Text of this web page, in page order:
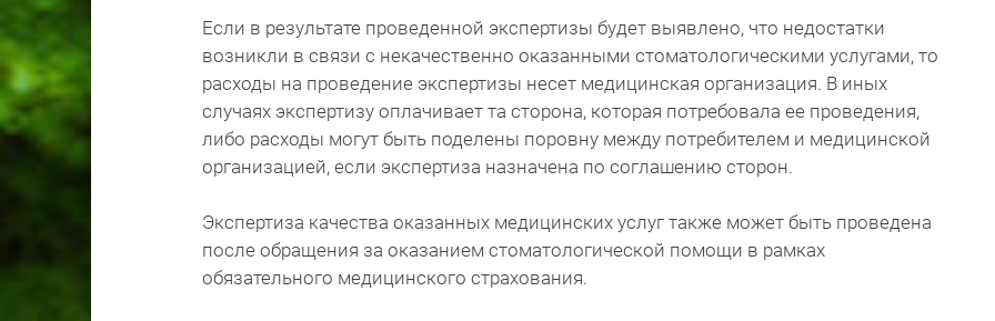
Если в результате проведенной экспертизы будет выявлено, что недостатки
возникли в связи с некачественно оказанными стоматологическими услугами, то
расходы на проведение экспертизы несет медицинская организация. В иных
случаях экспертизу оплачивает та сторона, которая потребовала ее проведения,
либо расходы могут быть поделены поровну между потребителем и медицинской
организацией, если экспертиза назначена по соглашению сторон.
Экспертиза качества оказанных медицинских услуг также может быть проведена
после обращения за оказанием стоматологической помощи в рамках
обязательного медицинского страхования.